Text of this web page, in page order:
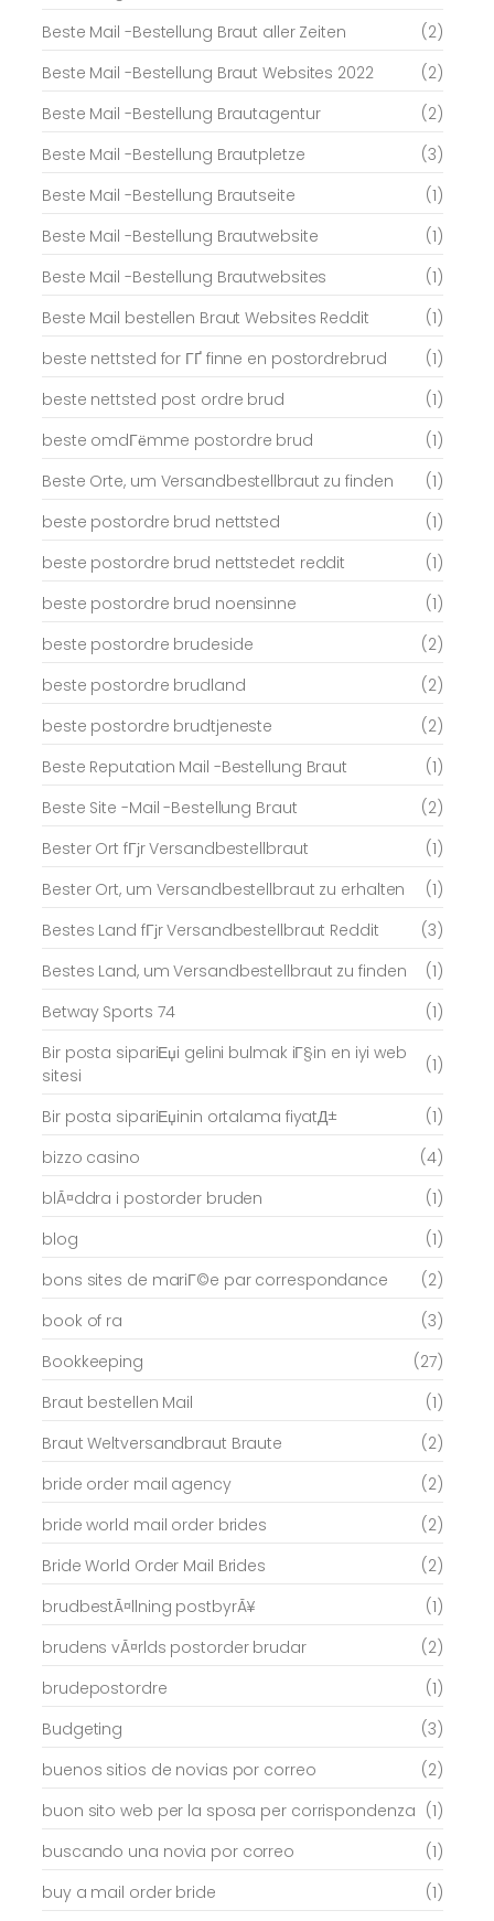
Beste Mail -Bestellung Braut aller Zeiten
(2)
Beste Mail -Bestellung Braut Websites 2022
(2)
Beste Mail -Bestellung Brautagentur
(2)
Beste Mail -Bestellung Brautpletze
(3)
Beste Mail -Bestellung Brautseite
(1)
Beste Mail -Bestellung Brautwebsite
(1)
Beste Mail -Bestellung Brautwebsites
(1)
Beste Mail bestellen Braut Websites Reddit
(1)
beste nettsted for ГҐ finne en postordrebrud
(1)
beste nettsted post ordre brud
(1)
beste omdГёmme postordre brud
(1)
Beste Orte, um Versandbestellbraut zu finden
(1)
beste postordre brud nettsted
(1)
beste postordre brud nettstedet reddit
(1)
beste postordre brud noensinne
(1)
beste postordre brudeside
(2)
beste postordre brudland
(2)
beste postordre brudtjeneste
(2)
Beste Reputation Mail -Bestellung Braut
(1)
Beste Site -Mail -Bestellung Braut
(2)
Bester Ort fГјr Versandbestellbraut
(1)
Bester Ort, um Versandbestellbraut zu erhalten
(1)
Bestes Land fГјr Versandbestellbraut Reddit
(3)
Bestes Land, um Versandbestellbraut zu finden
(1)
Betway Sports 74
(1)
Bir posta sipariЕџi gelini bulmak iГ§in en iyi web
sitesi
(1)
Bir posta sipariЕџinin ortalama fiyatД±
(1)
bizzo casino
(4)
blÃ¤ddra i postorder bruden
(1)
blog
(1)
bons sites de mariГ©e par correspondance
(2)
book of ra
(3)
Bookkeeping
(27)
Braut bestellen Mail
(1)
Braut Weltversandbraut Braute
(2)
bride order mail agency
(2)
bride world mail order brides
(2)
Bride World Order Mail Brides
(2)
brudbestÃ¤llning postbyrÃ¥
(1)
brudens vÃ¤rlds postorder brudar
(2)
brudepostordre
(1)
Budgeting
(3)
buenos sitios de novias por correo
(2)
buon sito web per la sposa per corrispondenza (1)
buscando una novia por correo
(1)
buy a mail order bride
(1)